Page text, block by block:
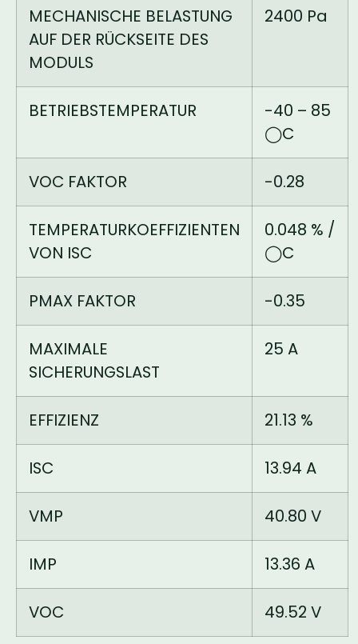
MECHANISCHE BELASTUNG
AUF DER RÜCKSEITE DES
MODULS
2400 Pa
BETRIEBSTEMPERATUR
-40 – 85
◯C
VOC FAKTOR -0.28
TEMPERATURKOEFFIZIENTEN
VON ISC
0.048 % /
◯C
PMAX FAKTOR -0.35
MAXIMALE
SICHERUNGSLAST
25 A
EFFIZIENZ 21.13 %
ISC 13.94 A
VMP 40.80 V
IMP 13.36 A
VOC 49.52 V